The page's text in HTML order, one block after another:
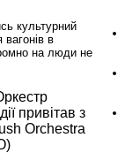
культурний
в
на люди не
привітав з
Orchestra